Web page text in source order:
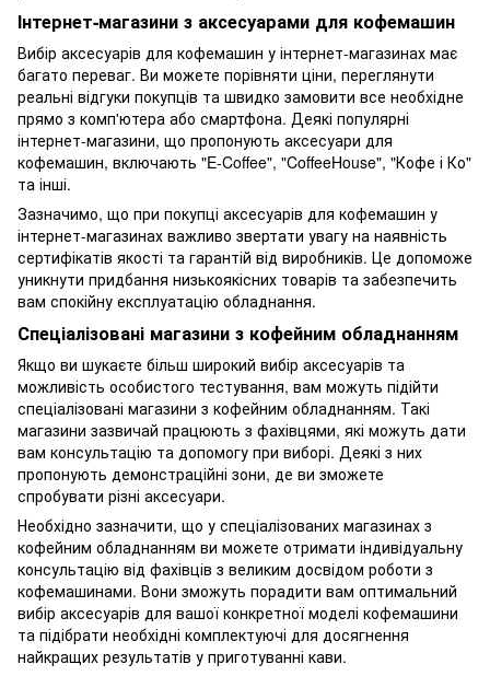
Інтернет-магазини з аксесуарами для кофемашин
Вибір аксесуарів для кофемашин у інтернет-магазинах має
багато переваг. Ви можете порівняти ціни, переглянути
реальні відгуки покупців та швидко замовити все необхідне
прямо з комп'ютера або смартфона. Деякі популярні
інтернет-магазини, що пропонують аксесуари для
кофемашин, включають "E-Coffee", "CoffeeHouse", "Кофе і Ко"
та інші.
Зазначимо, що при покупці аксесуарів для кофемашин у
інтернет-магазинах важливо звертати увагу на наявність
сертифікатів якості та гарантій від виробників. Це допоможе
уникнути придбання низькоякісних товарів та забезпечить
вам спокійну експлуатацію обладнання.
Спеціалізовані магазини з кофейним обладнанням
Якщо ви шукаєте більш широкий вибір аксесуарів та
можливість особистого тестування, вам можуть підійти
спеціалізовані магазини з кофейним обладнанням. Такі
магазини зазвичай працюють з фахівцями, які можуть дати
вам консультацію та допомогу при виборі. Деякі з них
пропонують демонстраційні зони, де ви зможете
спробувати різні аксесуари.
Необхідно зазначити, що у спеціалізованих магазинах з
кофейним обладнанням ви можете отримати індивідуальну
консультацію від фахівців з великим досвідом роботи з
кофемашинами. Вони зможуть порадити вам оптимальний
вибір аксесуарів для вашої конкретної моделі кофемашини
та підібрати необхідні комплектуючі для досягнення
найкращих результатів у приготуванні кави.